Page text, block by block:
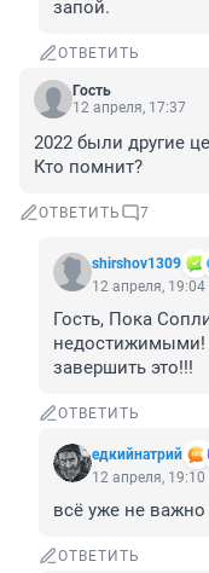
запой.
ОТВЕТИТЬ
Гость
12 апреля, 17:37
2022 были другие
Кто помнит?
ОТВЕТИТЬ 7
shirshov1309
12 апреля, 19:04
Гость, Пока
недостижимыми!
завершить это!!!
ОТВЕТИТЬ
едкийнатрий
12 апреля, 19:10
всё уже не важно
ОТВЕТИТЬ